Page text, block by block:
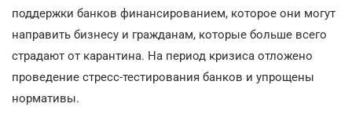
поддержки банков финансированием, которое они могут
направить бизнесу и гражданам, которые больше всего
страдают от карантина. На период кризиса отложено
проведение стресс-тестирования банков и упрощены
нормативы.